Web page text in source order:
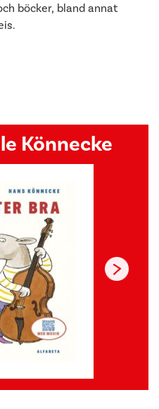
böcker, bland annat
Könnecke